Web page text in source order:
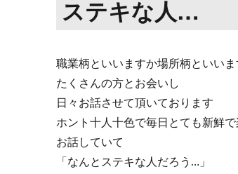
ステキな人…
職業柄といいますか場所柄といい
たくさんの方とお会いし
日々お話させて頂いております
ホント十人十色で毎日とても新鮮
お話していて
「なんとステキな人だろう…」